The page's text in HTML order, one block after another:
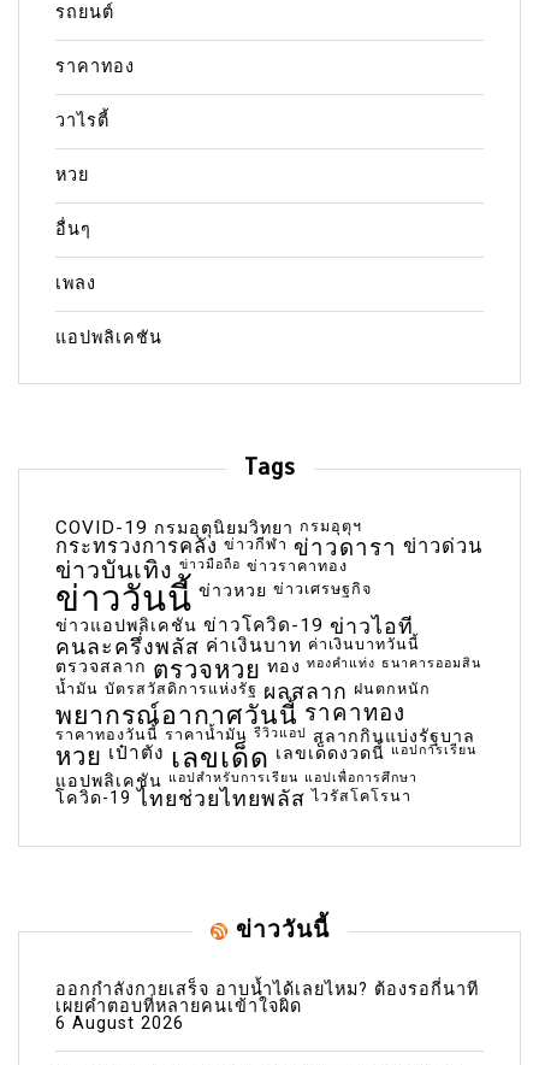
รถยนต์
ราคาทอง
วาไรตี้
หวย
อื่นๆ
เพลง
แอปพลิเคชัน
Tags
COVID-19 กรมอุตุนิยมวิทยา กรมอุตุฯ
กระทรวงการคลัง ข่าวกีฬา ข่าวดารา ข่าวด่วน
ข่าวบันเทิง ข่าวมือถือ ข่าวราคาทอง
ข่าววันนี้ ข่าวหวย ข่าวเศรษฐกิจ
ข่าวแอปพลิเคชัน ข่าวโควิด-19 ข่าวไอที
คนละครึ่งพลัส ค่าเงินบาท ค่าเงินบาทวันนี้
ตรวจสลาก ตรวจหวย ทอง ทองคำแท่ง ธนาคารออมสิน
น้ำมัน บัตรสวัสดิการแห่งรัฐ ผลสลาก ฝนตกหนัก
พยากรณ์อากาศวันนี้ ราคาทอง
ราคาทองวันนี้ ราคาน้ำมัน รีวิวแอป สลากกินแบ่งรัฐบาล
หวย เป๋าตัง เลขเด็ด เลขเด็ดงวดนี้ แอปการเรียน
แอปพลิเคชัน แอปสำหรับการเรียน แอปเพื่อการศึกษา
โควิด-19 ไทยช่วยไทยพลัส ไวรัสโคโรนา
ข่าววันนี้
ออกกำลังกายเสร็จ อาบน้ำได้เลยไหม? ต้องรอกี่นาที
เผยคำตอบที่หลายคนเข้าใจผิด
6 August 2026